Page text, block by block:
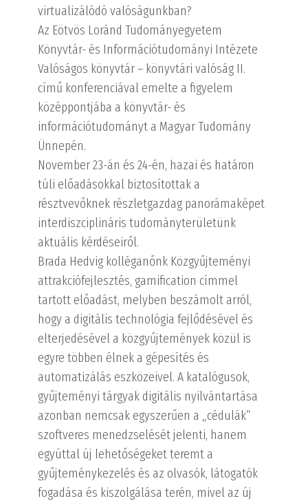
virtualizálódó valóságunkban?
Az Eötvös Loránd Tudományegyetem
Könyvtár- és Információtudományi Intézete
Valóságos könyvtár – könyvtári valóság II.
című konferenciával emelte a figyelem
középpontjába a könyvtár- és
információtudományt a Magyar Tudomány
Ünnepén.
November 23-án és 24-én, hazai és határon
túli előadásokkal biztosítottak a
résztvevőknek részletgazdag panorámaképet
interdiszciplináris tudományterületünk
aktuális kérdéseiről.
Brada Hedvig kolléganőnk Közgyűjteményi
attrakciófejlesztés, gamification címmel
tartott előadást, melyben beszámolt arról,
hogy a digitális technológia fejlődésével és
elterjedésével a közgyűjtemények közül is
egyre többen élnek a gépesítés és
automatizálás eszközeivel. A katalógusok,
gyűjteményi tárgyak digitális nyilvántartása
azonban nemcsak egyszerűen a „cédulák”
szoftveres menedzselését jelenti, hanem
egyúttal új lehetőségeket teremt a
gyűjteménykezelés és az olvasók, látogatók
fogadása és kiszolgálása terén, mivel az új